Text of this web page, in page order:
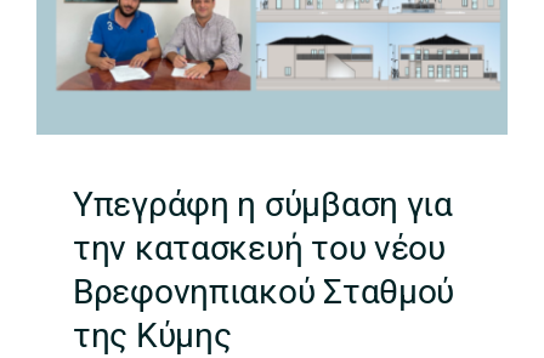
Υπεγράφη η σύμβαση για
την κατασκευή του νέου
Βρεφονηπιακού Σταθμού
της Κύμης